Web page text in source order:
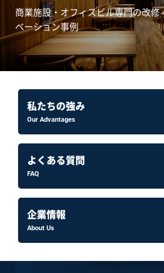
商業施設・オフィスビル専門の改修
ベーション事例
私たちの強み
Our Advantages
よくある質問
FAQ
企業情報
About Us